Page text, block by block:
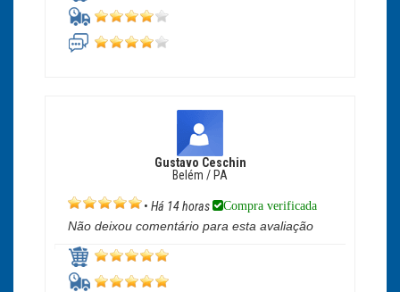
Gustavo Ceschin
Belém / PA
• Há 14 horas Compra verificada
Não deixou comentário para esta avaliação